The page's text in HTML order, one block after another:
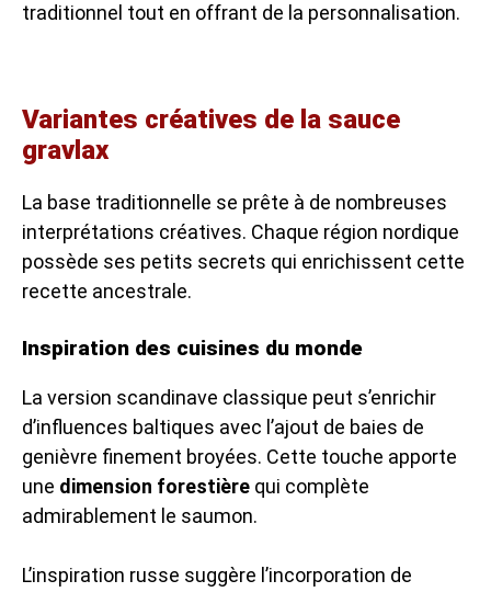
traditionnel tout en offrant de la personnalisation.
Variantes créatives de la sauce
gravlax
La base traditionnelle se prête à de nombreuses
interprétations créatives. Chaque région nordique
possède ses petits secrets qui enrichissent cette
recette ancestrale.
Inspiration des cuisines du monde
La version scandinave classique peut s’enrichir
d’influences baltiques avec l’ajout de baies de
genièvre finement broyées. Cette touche apporte
une dimension forestière qui complète
admirablement le saumon.
L’inspiration russe suggère l’incorporation de